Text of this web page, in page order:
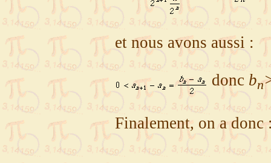
et nous avons aussi :
donc bn
Finalement, on a donc